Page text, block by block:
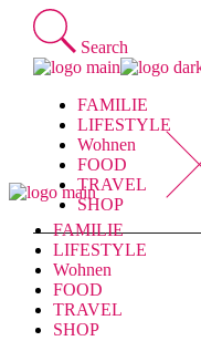
Skip
content
Search
FAMILIE
LIFESTYLE
Wohnen
FOOD
TRAVEL
SHOP
FAMILIE
LIFESTYLE
Wohnen
FOOD
TRAVEL
SHOP